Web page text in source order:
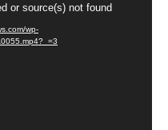
or source(s) not found
wp-